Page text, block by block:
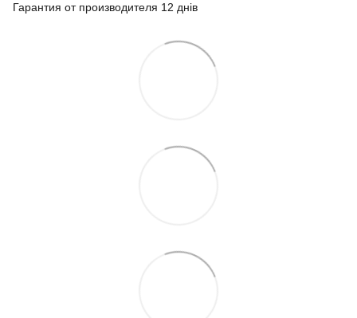
Гарантия от производителя 12 днів